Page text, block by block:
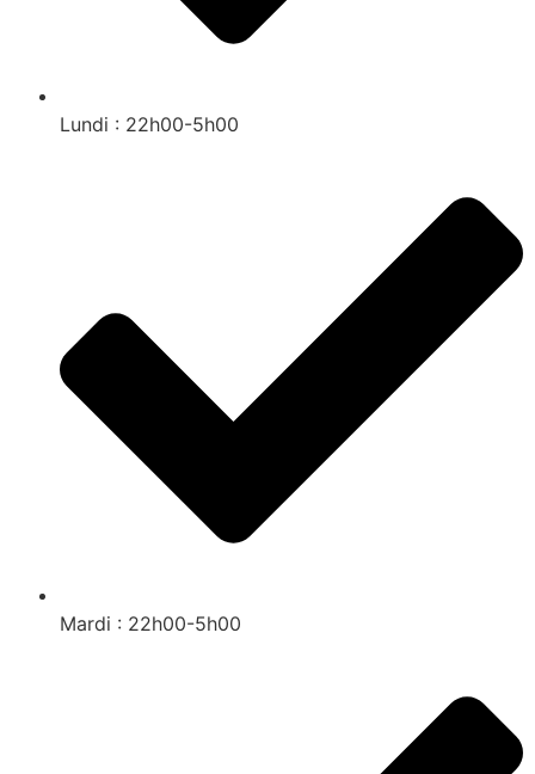
Lundi : 22h00-5h00
Mardi : 22h00-5h00